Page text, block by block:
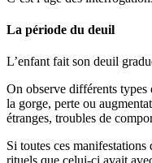
La période du deuil
L’enfant fait son deuil
On observe différents types
la gorge, perte ou
étranges, troubles de
Si toutes ces